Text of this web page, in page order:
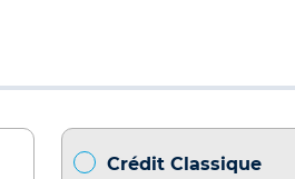
Crédit Classique